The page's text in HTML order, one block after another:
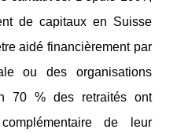
de capitaux en Suisse
aidé financièrement par
ou des organisations
70 % des retraités ont
de leur